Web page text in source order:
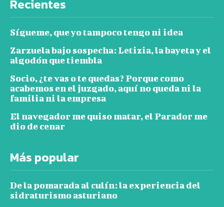
Recientes
Sígueme, que yo tampoco tengo ni idea
Zarzuela bajo sospecha: Letizia, la bayeta y el
algodón que tiembla
Socio, ¿te vas o te quedas? Porque como
acabemos en el juzgado, aquí no queda ni la
familia ni la empresa
El navegador me quiso matar, el Parador me
dio de cenar
Más popular
De la pomarada al culín: la experiencia del
sidraturismo asturiano